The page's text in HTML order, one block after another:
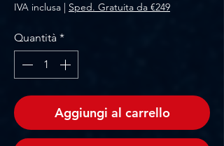
IVA inclusa | Sped. Gratuita da €249
Quantità *
Aggiungi al carrello